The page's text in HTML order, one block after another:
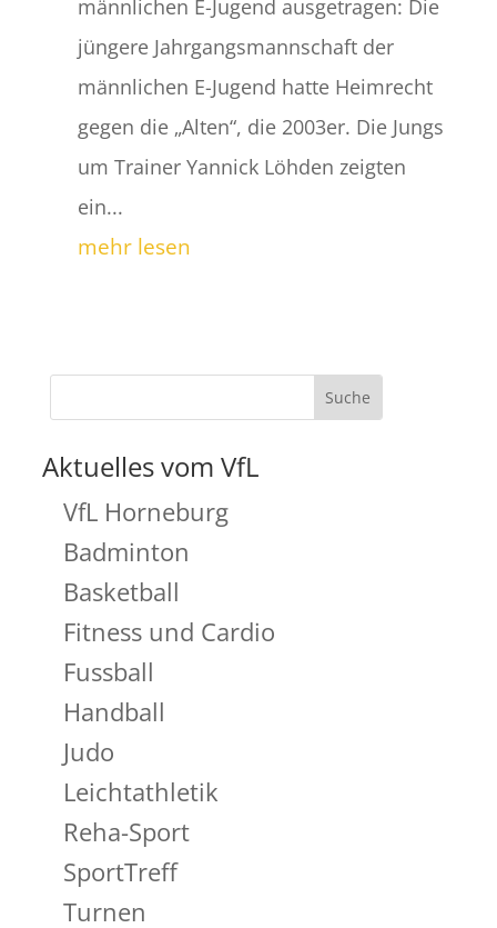
männlichen E-Jugend ausgetragen: Die
jüngere Jahrgangsmannschaft der
männlichen E-Jugend hatte Heimrecht
gegen die „Alten“, die 2003er. Die Jungs
um Trainer Yannick Löhden zeigten
ein...
mehr lesen
Aktuelles vom VfL
VfL Horneburg
Badminton
Basketball
Fitness und Cardio
Fussball
Handball
Judo
Leichtathletik
Reha-Sport
SportTreff
Turnen